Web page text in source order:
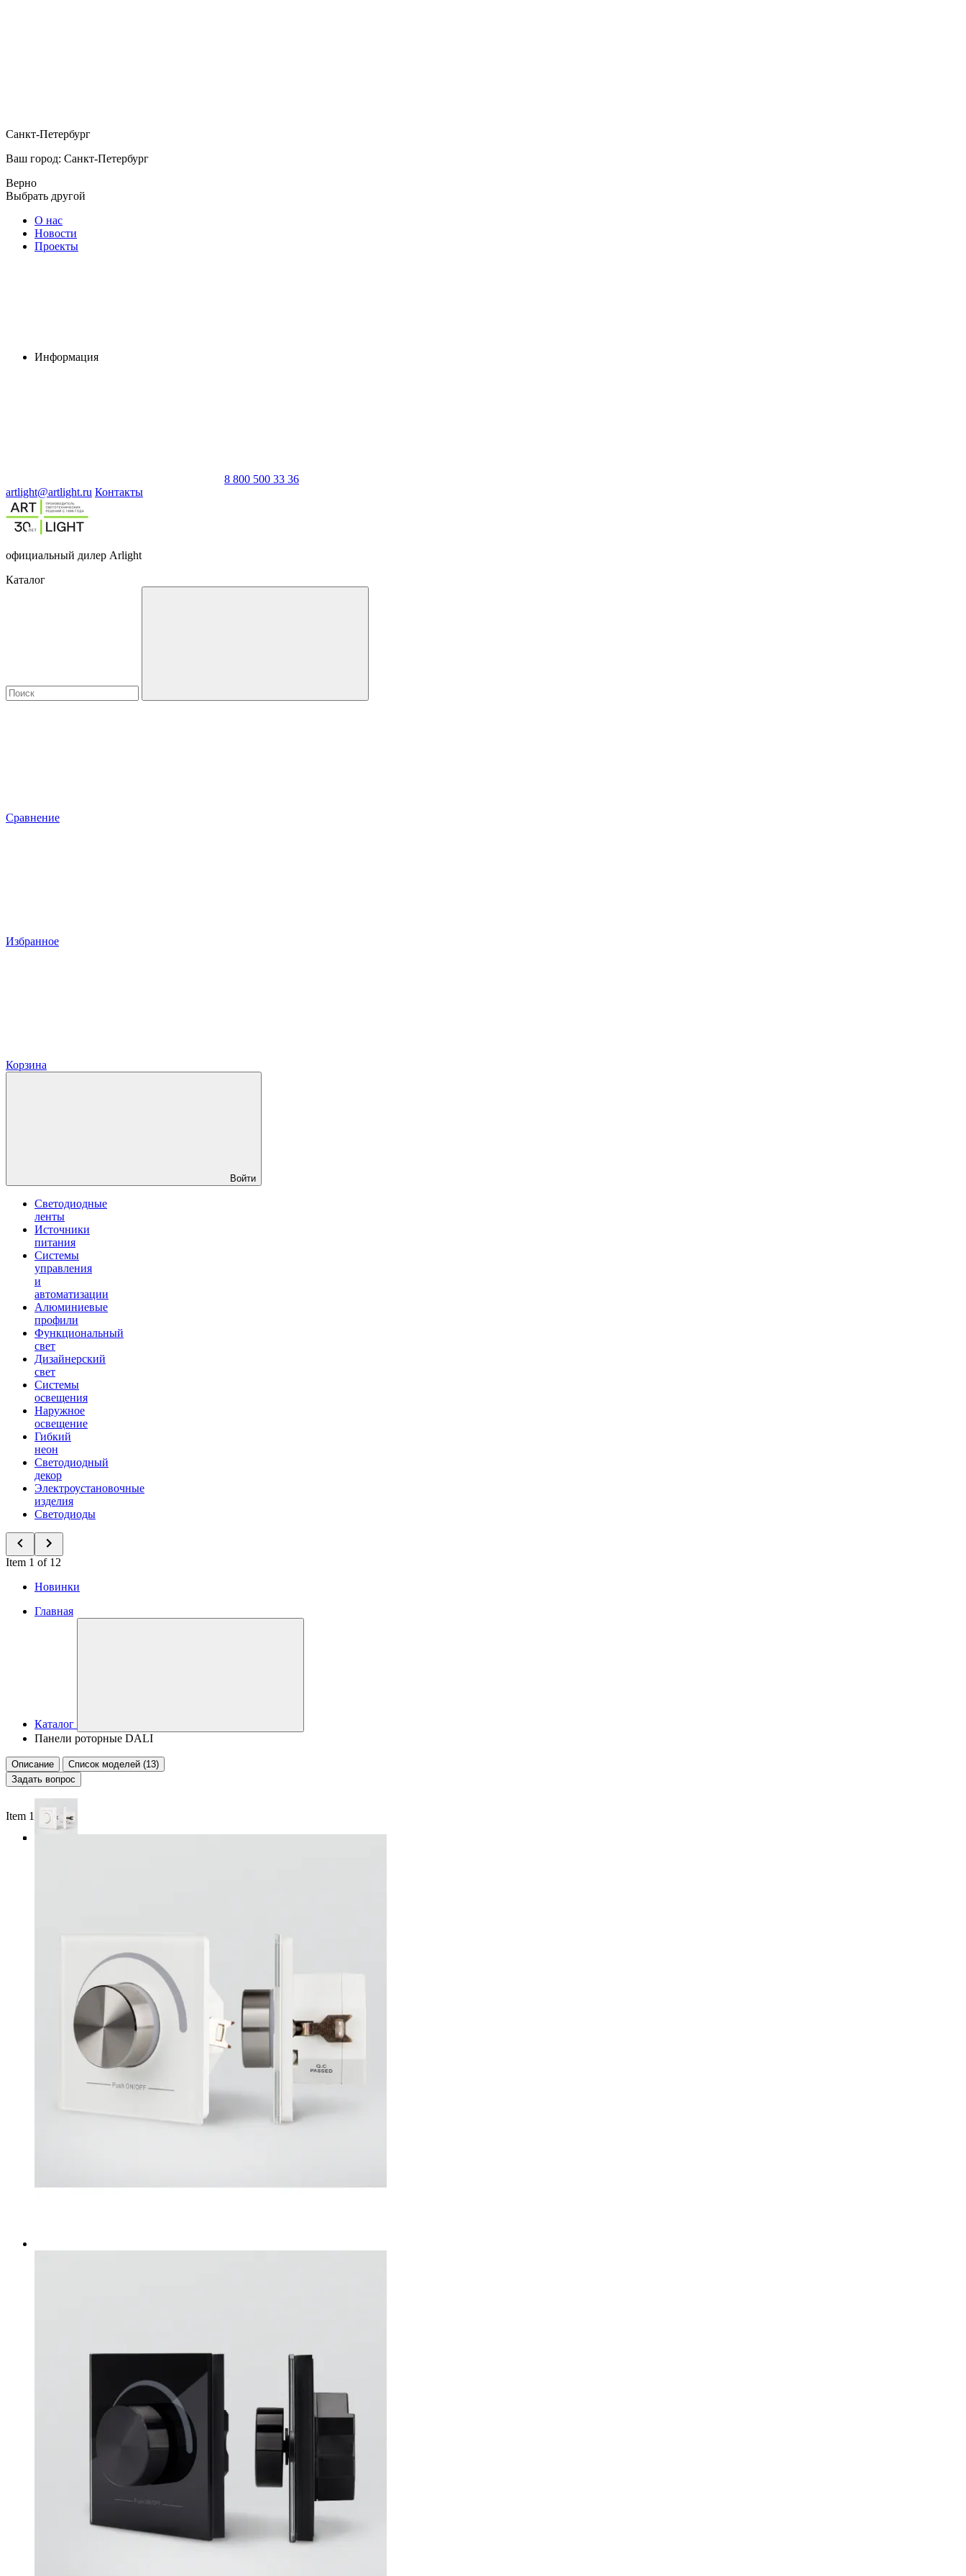
Санкт-Петербург
Ваш город: Санкт-Петербург
Верно
Выбрать другой
О нас
Новости
Проекты
Информация
8 800 500 33 36
artlight@artlight.ru Контакты
официальный дилер Arlight
Каталог
Сравнение
Избранное
Корзина
Войти
Светодиодные
ленты
Источники
питания
Системы
управления
и
автоматизации
Алюминиевые
профили
Функциональный
свет
Дизайнерский
свет
Системы
освещения
Наружное
освещение
Гибкий
неон
Светодиодный
декор
Электроустановочные
изделия
Светодиоды
Item 1 of 12
Новинки
Главная
Каталог
Панели роторные DALI
Описание
Список моделей (13)
Задать вопрос
Item 1 of 5